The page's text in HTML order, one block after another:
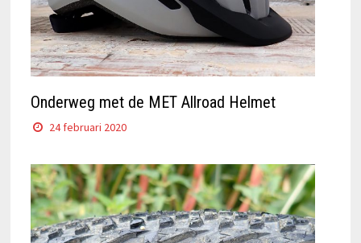
Onderweg met de MET Allroad Helmet
24 februari 2020